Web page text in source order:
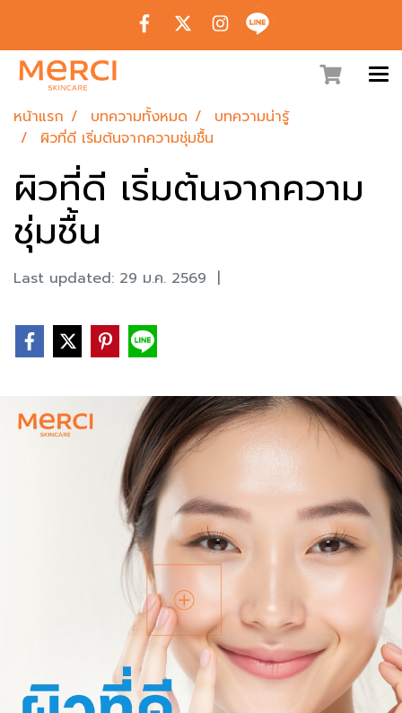
หน้าแรก บทความทั้งหมด
บทความน่ารู้
ผิวที่ดี เริ่มต้นจากความชุ่มชื้น
ผิวที่ดี เริ่มต้นจากความ
ชุ่มชื้น
Last updated: 29 ม.ค. 2569 |